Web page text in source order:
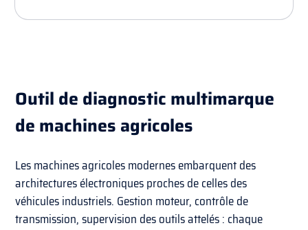
Outil de diagnostic multimarque
de machines agricoles
Les machines agricoles modernes embarquent des
architectures électroniques proches de celles des
véhicules industriels. Gestion moteur, contrôle de
transmission, supervision des outils attelés : chaque